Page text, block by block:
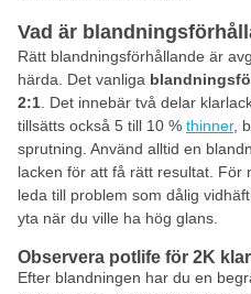
Vad är
Rätt blandningsförhållande är
härda. Det vanliga
2:1 . Det innebär två delar
tillsätts också 5 till 10 % thinner,
sprutning. Använd alltid en
lacken för att få rätt resultat. För
leda till problem som dålig
yta när du ville ha hög glans.
Observera potlife för 2K
Efter blandningen har du en